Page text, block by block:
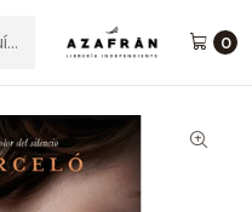
0
Novela Histórica
Orfebre